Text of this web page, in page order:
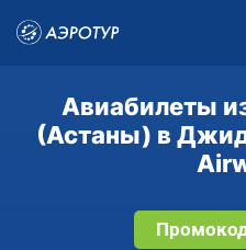
Авиабилеты
(Астаны) в